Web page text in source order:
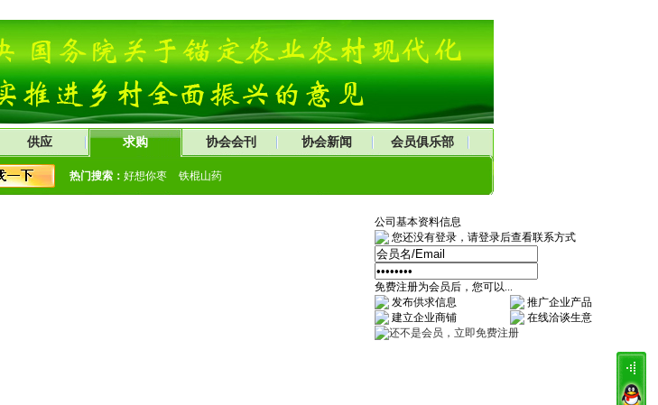
供应 求购 协会会刊 协会新闻 会员俱乐部
热门搜索： 好想你枣 铁棍山药
公司基本资料信息
您还没有登录，请登录后查看联系方式
免费注册为会员后，您可以...
发布供求信息
推广企业产品
建立企业商铺
在线洽谈生意